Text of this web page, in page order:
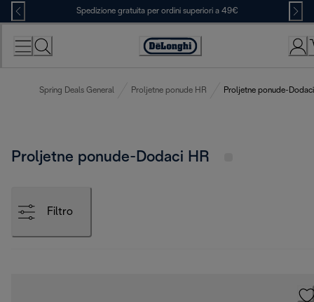
Skip
to
Content
Spedizione gratuita per ordini superiori a 49€
Accessibility
Spring Deals General Proljetne ponude HR Proljetne ponude-
Proljetne ponude-Dodaci HR
Filtro